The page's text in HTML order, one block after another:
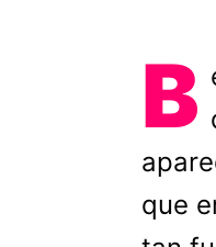
B
que